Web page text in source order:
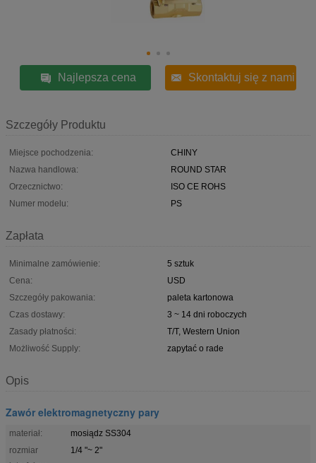
Najlepsza cena Skontaktuj się z nami
Szczegóły Produktu
Miejsce pochodzenia:
CHINY
Nazwa handlowa:
ROUND STAR
Orzecznictwo:
ISO CE ROHS
Numer modelu:
PS
Zapłata
Minimalne zamówienie:
5 sztuk
Cena:
USD
Szczegóły pakowania:
paleta kartonowa
Czas dostawy:
3 ~ 14 dni roboczych
Zasady płatności:
T/T, Western Union
Możliwość Supply:
zapytać o rade
Opis
Zawór elektromagnetyczny pary
materiał:
mosiądz SS304
rozmiar
1/4 "~ 2"